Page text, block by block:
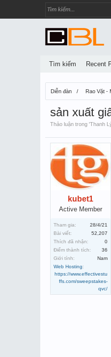
Diễn đàn Rao Vặt -
sản xuất
Thảo luận trong 'Thanh
kubet1
Active Member
Tham gia:
28/4/21
Bài viết:
52,207
Thích đã nhận:
0
Điểm thành tích:
36
Giới tính:
Nam
Web Hosting:
https://www.effectivestu
ffs.com/sweepstakes-
qvc/
Tìm kiếm Recent